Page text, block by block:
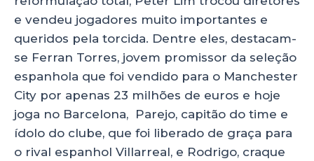
e vendeu jogadores muito importantes e
queridos pela torcida. Dentre eles, destacam-
se Ferran Torres, jovem promissor da seleção
espanhola que foi vendido para o Manchester
City por apenas 23 milhões de euros e hoje
joga no Barcelona, Parejo, capitão do time e
ídolo do clube, que foi liberado de graça para
o rival espanhol Villarreal, e Rodrigo, craque